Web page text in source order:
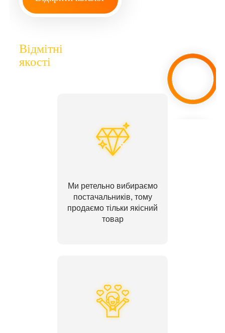
Відмітні
якості
Ми ретельно вибираємо
постачальників, тому
продаємо тільки якісний
товар